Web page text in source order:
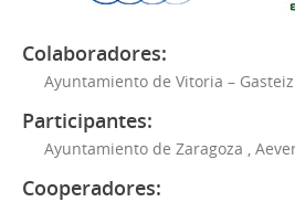
Colaboradores:
Ayuntamiento de Vitoria – Gasteiz
Participantes:
Ayuntamiento de Zaragoza ,
Cooperadores: